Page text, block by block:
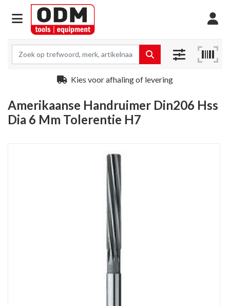
Kies voor afhaling of levering
Amerikaanse Handruimer Din206 Hss
Dia 6 Mm Tolerentie H7